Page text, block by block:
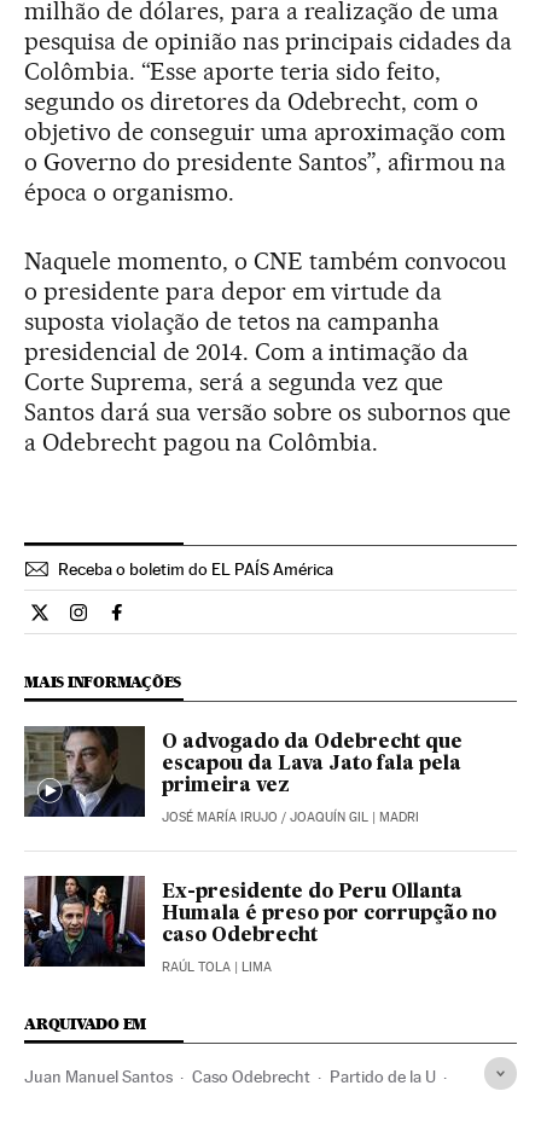
milhão de dólares, para a realização de uma
pesquisa de opinião nas principais cidades da
Colômbia. “Esse aporte teria sido feito,
segundo os diretores da Odebrecht, com o
objetivo de conseguir uma aproximação com
o Governo do presidente Santos”, afirmou na
época o organismo.
Naquele momento, o CNE também convocou
o presidente para depor em virtude da
suposta violação de tetos na campanha
presidencial de 2014. Com a intimação da
Corte Suprema, será a segunda vez que
Santos dará sua versão sobre os subornos que
a Odebrecht pagou na Colômbia.
Receba o boletim do EL PAÍS América
Internacional El País Brasil en Twitter
Internacional El País Brasil en Instagram
Internacional El País Brasil en Facebook
MAIS INFORMAÇÕES
O advogado da Odebrecht que
escapou da Lava Jato fala pela
primeira vez
JOSÉ MARÍA IRUJO / JOAQUÍN GIL | MADRI
Ex-presidente do Peru Ollanta
Humala é preso por corrupção no
caso Odebrecht
RAÚL TOLA | LIMA
ARQUIVADO EM
Juan Manuel Santos Caso Odebrecht Partido de la U